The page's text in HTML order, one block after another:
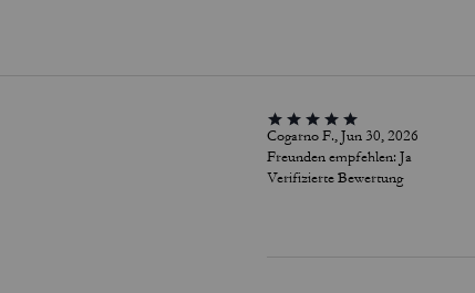
Cogarno F., Jun 30, 2026
Freunden empfehlen: Ja
Verifizierte Bewertung